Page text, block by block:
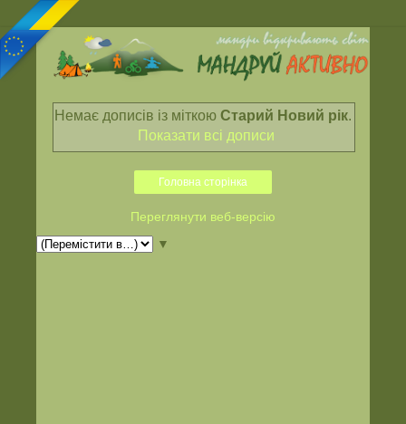
Немає дописів із міткою Старий Новий рік.
Показати всі дописи
Головна сторінка
Переглянути веб-версію
▼